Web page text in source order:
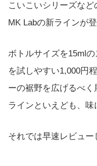
こいこいシリーズな
MK Labの新ラインが
ボトルサイズを15ml
を試しやすい1,000円
ーの裾野を広げるべ
ラインといえども、味
それでは早速レビュー